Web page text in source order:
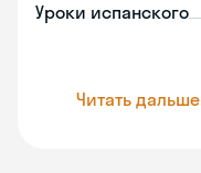
Уроки испанского
Читать дальше